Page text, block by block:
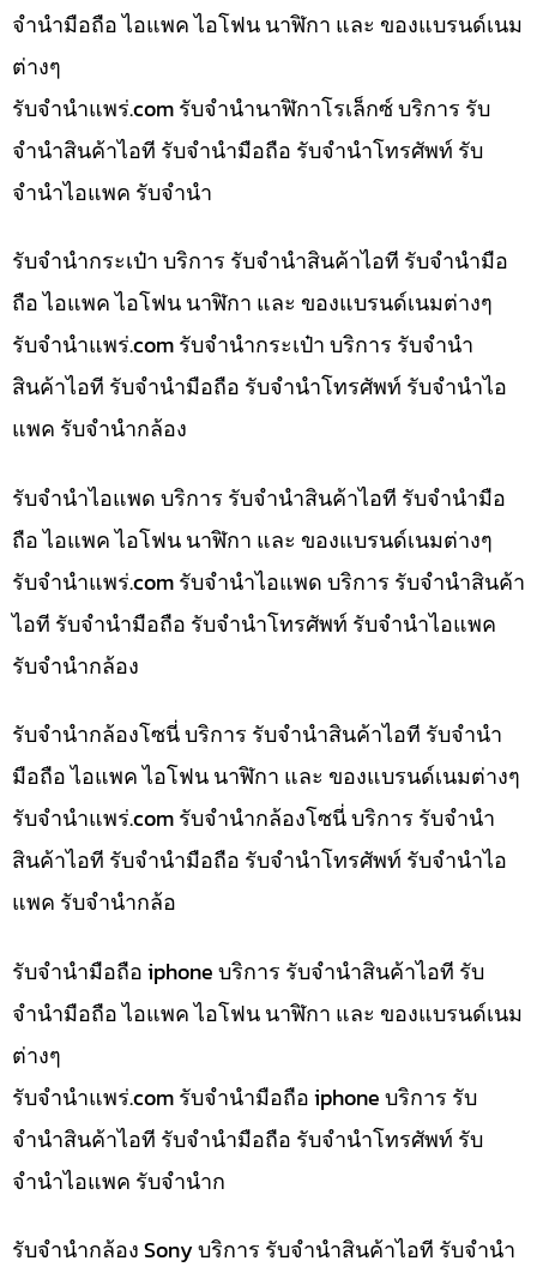
จำนำมือถือ ไอแพค ไอโฟน นาฬิกา และ ของแบรนด์เนม
ต่างๆ
รับจํานําแพร่.com รับจำนำนาฬิกาโรเล็กซ์ บริการ รับ
จำนำสินค้าไอที รับจำนำมือถือ รับจำนำโทรศัพท์ รับ
จำนำไอแพค รับจำนำ
รับจำนำกระเป๋า บริการ รับจำนำสินค้าไอที รับจำนำมือ
ถือ ไอแพค ไอโฟน นาฬิกา และ ของแบรนด์เนมต่างๆ
รับจํานําแพร่.com รับจำนำกระเป๋า บริการ รับจำนำ
สินค้าไอที รับจำนำมือถือ รับจำนำโทรศัพท์ รับจำนำไอ
แพค รับจำนำกล้อง
รับจำนำไอแพด บริการ รับจำนำสินค้าไอที รับจำนำมือ
ถือ ไอแพค ไอโฟน นาฬิกา และ ของแบรนด์เนมต่างๆ
รับจํานําแพร่.com รับจำนำไอแพด บริการ รับจำนำสินค้า
ไอที รับจำนำมือถือ รับจำนำโทรศัพท์ รับจำนำไอแพค
รับจำนำกล้อง
รับจำนำกล้องโซนี่ บริการ รับจำนำสินค้าไอที รับจำนำ
มือถือ ไอแพค ไอโฟน นาฬิกา และ ของแบรนด์เนมต่างๆ
รับจํานําแพร่.com รับจำนำกล้องโซนี่ บริการ รับจำนำ
สินค้าไอที รับจำนำมือถือ รับจำนำโทรศัพท์ รับจำนำไอ
แพค รับจำนำกล้อ
รับจำนำมือถือ iphone บริการ รับจำนำสินค้าไอที รับ
จำนำมือถือ ไอแพค ไอโฟน นาฬิกา และ ของแบรนด์เนม
ต่างๆ
รับจํานําแพร่.com รับจำนำมือถือ iphone บริการ รับ
จำนำสินค้าไอที รับจำนำมือถือ รับจำนำโทรศัพท์ รับ
จำนำไอแพค รับจำนำก
รับจำนำกล้อง Sony บริการ รับจำนำสินค้าไอที รับจำนำ